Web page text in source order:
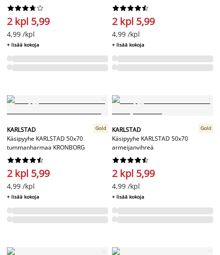






2 kpl 5,99
4,99 /kpl
+ lisää kokoja






2 kpl 5,99
4,99 /kpl
+ lisää kokoja
KARLSTAD
Käsipyyhe KARLSTAD 50x70
tummanharmaa KRONBORG
Gold






2 kpl 5,99
4,99 /kpl
+ lisää kokoja
KARLSTAD
Käsipyyhe KARLSTAD 50x70
armeijanvihreä
Gold






2 kpl 5,99
4,99 /kpl
+ lisää kokoja